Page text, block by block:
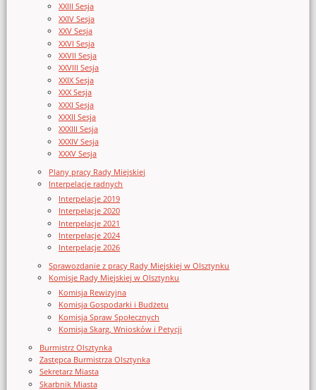
XXIII Sesja
XXIV Sesja
XXV Sesja
XXVI Sesja
XXVII Sesja
XXVIII Sesja
XXIX Sesja
XXX Sesja
XXXI Sesja
XXXII Sesja
XXXIII Sesja
XXXIV Sesja
XXXV Sesja
Plany pracy Rady Miejskiej
Interpelacje radnych
Interpelacje 2019
Interpelacje 2020
Interpelacje 2021
Interpelacje 2024
Interpelacje 2026
Sprawozdanie z pracy Rady Miejskiej w Olsztynku
Komisje Rady Miejskiej w Olsztynku
Komisja Rewizyjna
Komisja Gospodarki i Budżetu
Komisja Spraw Społecznych
Komisja Skarg, Wniosków i Petycji
Burmistrz Olsztynka
Zastępca Burmistrza Olsztynka
Sekretarz Miasta
Skarbnik Miasta